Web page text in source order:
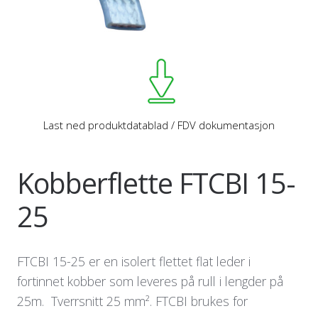
Last ned produktdatablad / FDV dokumentasjon
Kobberflette FTCBI 15-
25
FTCBI 15-25 er en isolert flettet flat leder i
fortinnet kobber som leveres på rull i lengder på
25m. Tverrsnitt 25 mm². FTCBI brukes for